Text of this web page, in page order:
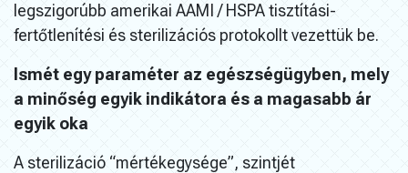
legszigorúbb amerikai AAMI / HSPA tisztítási-
fertőtlenítési és sterilizációs protokollt vezettük be.
Ismét egy paraméter az egészségügyben, mely
a minőség egyik indikátora és a magasabb ár
egyik oka
A sterilizáció “mértékegysége”, szintjét